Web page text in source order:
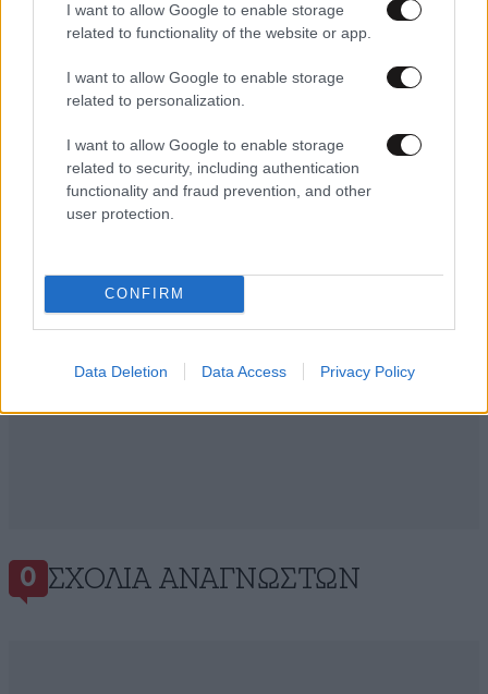
I want to allow Google to enable storage
related to functionality of the website or app.
I want to allow Google to enable storage
related to personalization.
I want to allow Google to enable storage
related to security, including authentication
functionality and fraud prevention, and other
user protection.
CONFIRM
Data Deletion Data Access Privacy Policy
τις διακοπές του ηθοποιού στα ελληνικά νησιά
Ακολουθήστε τοNEWSBEAST στοGoogle News
και μάθετε πρώτοι όλες τις ειδήσεις
0 ΣΧΌΛΙΑ ΑΝΑΓΝΩΣΤΏΝ